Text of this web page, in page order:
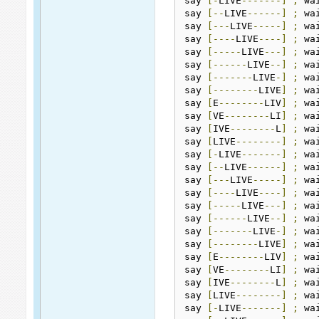
say
[-- LIVE ------] ;
say
[--- LIVE -----] ;
say
[---- LIVE ----] ;
say
[----- LIVE ---] ;
say
[------ LIVE --] ;
say
[------- LIVE -] ;
say
[-------- LIVE ] ;
say
[ E -------- LIV] ;
say
[VE -------- LI ] ;
say
[ IVE -------- L ] ;
say
[ LIVE --------] ;
say
[- LIVE -------] ;
say
[-- LIVE ------] ;
say
[--- LIVE -----] ;
say
[---- LIVE ----] ;
say
[----- LIVE ---] ;
say
[------ LIVE --] ;
say
[------- LIVE -] ;
say
[-------- LIVE ] ;
say
[ E -------- LIV] ;
say
[VE -------- LI ] ;
say
[ IVE -------- L ] ;
say
[ LIVE --------] ;
say
[- LIVE -------] ;